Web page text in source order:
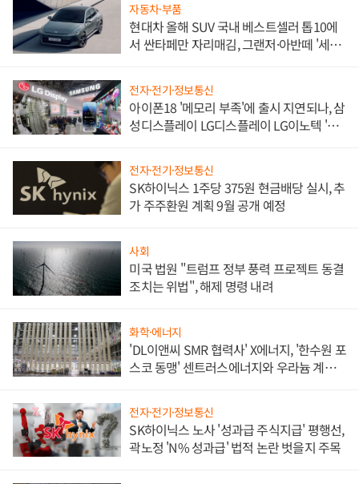
자동차·부품
현대차 올해 SUV 국내 베스트셀러 톱10에
서 싼타페만 자리매김, 그랜저·아반떼 '세단
전자·전기·정보통신
아이폰18 '메모리 부족'에 출시 지연되나, 삼
성디스플레이 LG디스플레이 LG이노텍 '탈
전자·전기·정보통신
SK하이닉스 1주당 375원 현금배당 실시, 추
가 주주환원 계획 9월 공개 예정
사회
미국 법원 "트럼프 정부 풍력 프로젝트 동결
조치는 위법", 해제 명령 내려
화학·에너지
'DL이앤씨 SMR 협력사' X에너지, '한수원 포
스코 동맹' 센트러스에너지와 우라늄 계약
전자·전기·정보통신
SK하이닉스 노사 '성과급 주식지급' 평행선,
곽노정 'N% 성과급' 법적 논란 벗을지 주목